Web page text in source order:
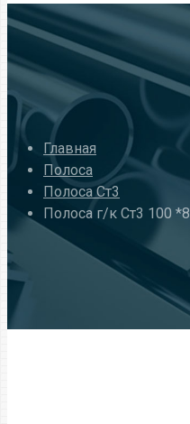
Главная
Полоса
Полоса Ст3
Полоса г/к Ст3 100 *8